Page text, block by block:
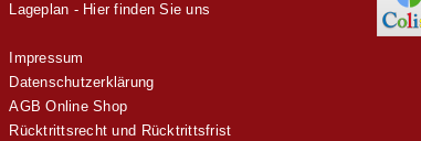
Lageplan - Hier finden Sie uns
Impressum
Datenschutzerklärung
AGB Online Shop
Rücktrittsrecht und Rücktrittsfrist